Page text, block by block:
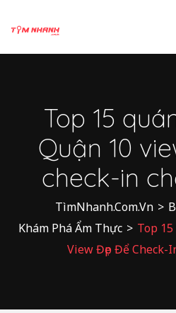
Top 15
Quận 10
check-in
TìmNhanh.Com.Vn >
Khám Phá Ẩm Thực > Top
View Đẹp Để Check-